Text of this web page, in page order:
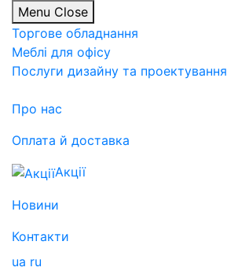
Menu Close
Торгове обладнання
Меблі для офісу
Послуги дизайну та проектування
Про нас
Оплата й доставка
Акції
Новини
Контакти
ua ru